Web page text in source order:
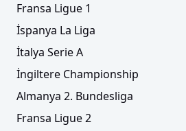
Fransa Ligue 1
İspanya La Liga
İtalya Serie A
İngiltere Championship
Almanya 2. Bundesliga
Fransa Ligue 2